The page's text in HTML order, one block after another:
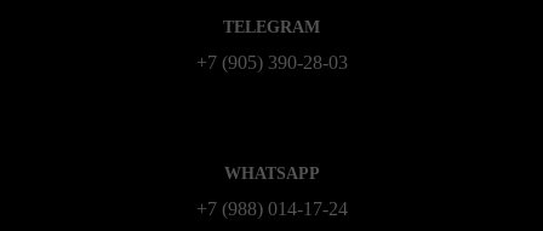
TELEGRAM
+7 (905) 390-28-03
WHATSAPP
+7 (988) 014‑17‑24